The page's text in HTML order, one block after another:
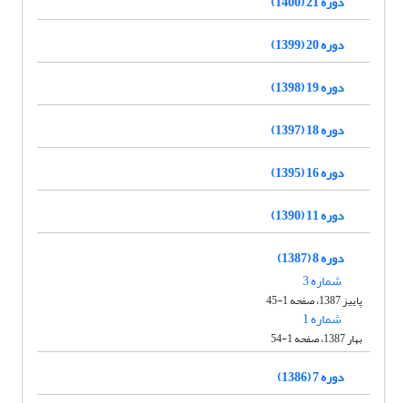
دوره 20 (1399)
دوره 19 (1398)
دوره 18 (1397)
دوره 16 (1395)
دوره 11 (1390)
دوره 8 (1387)
شماره 3
پاییز 1387، صفحه 1-45
شماره 1
بهار 1387، صفحه 1-54
دوره 7 (1386)